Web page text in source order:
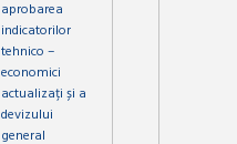
aprobarea
indicatorilor
tehnico –
economici
actualizați și a
devizului
general